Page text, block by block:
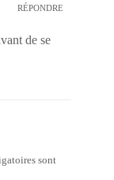
RÉPONDRE
de se
sont